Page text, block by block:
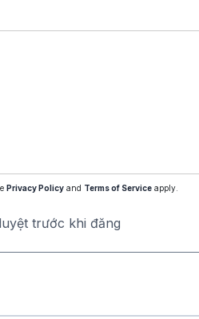
Privacy Policy and Terms of Service apply.
trước khi đăng